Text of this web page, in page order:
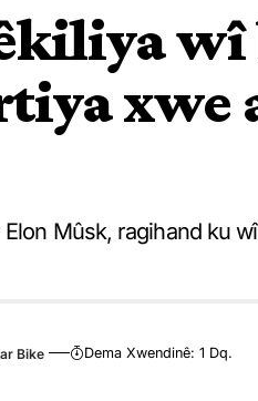
xwe
Mûsk, ragihand ku
Dema Xwendinê: 1 Dq.